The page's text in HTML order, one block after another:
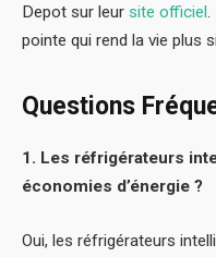
Depot sur leur site officiel.
pointe qui rend la vie plus
Questions
1. Les réfrigérateurs
économies d’énergie ?
Oui, les réfrigérateurs